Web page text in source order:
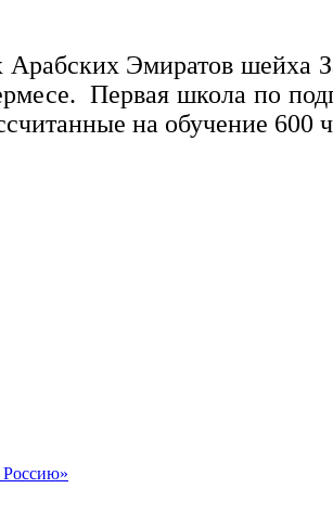
Эмиратов шейха
Первая школа по
на обучение 600
Россию»